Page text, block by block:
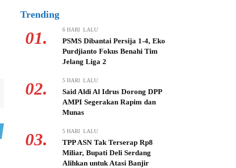
Trending
01. 6 HARI LALU
PSMS Dibantai Persija 1-4, Eko
Purdjianto Fokus Benahi Tim
Jelang Liga 2
02. 5 HARI LALU
Said Aldi Al Idrus Dorong DPP
AMPI Segerakan Rapim dan
Munas
03. 5 HARI LALU
TPP ASN Tak Terserap Rp8
Miliar, Bupati Deli Serdang
Alihkan untuk Atasi Banjir